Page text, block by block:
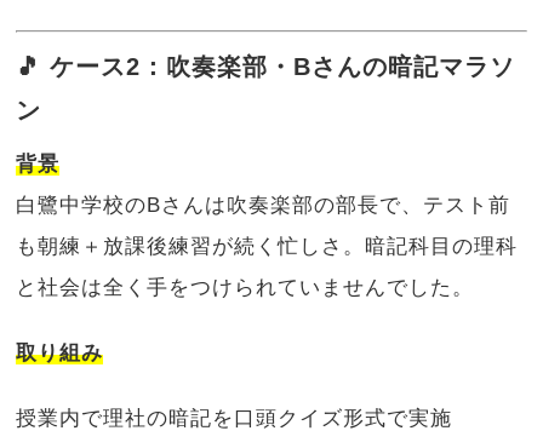
🎵 ケース2：吹奏楽部・Bさんの暗記マラソ
ン
背景
白鷺中学校のBさんは吹奏楽部の部長で、テスト前
も朝練＋放課後練習が続く忙しさ。暗記科目の理科
と社会は全く手をつけられていませんでした。
取り組み
授業内で理社の暗記を口頭クイズ形式で実施